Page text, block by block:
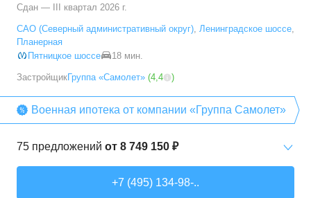
94,7– 94,7м² 1 предложение
Сдан — III квартал 2026 г.
САО (Северный административный округ), Ленинградское шоссе,
Планерная
Пятницкое шоссе
18 мин.
ЗастройщикГруппа «Самолет» (4,4 )
Военная ипотека от компании «Группа Самолет»
75 предложений от 8 749 150 ₽
+7 (495) 134-98-..